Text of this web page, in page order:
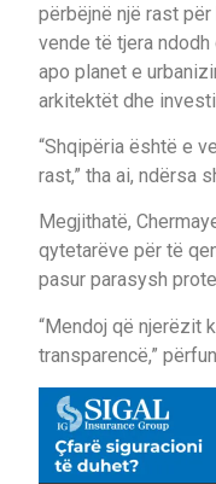
përbëjnë një rast
vende të tjera
apo planet e
arkitektët dhe
“Shqipëria është e
rast,” tha ai, ndërsa
Megjithatë,
qytetarëve për të
pasur parasysh
“Mendoj që njerëzit
transparencë,”